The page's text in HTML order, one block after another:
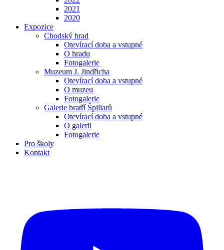
2021
2020
Expozice
Chodský hrad
Otevírací doba a vstupné
O hradu
Fotogalerie
Muzeum J. Jindřicha
Otevírací doba a vstupné
O muzeu
Fotogalerie
Galerie bratří Špillarů
Otevírací doba a vstupné
O galerii
Fotogalerie
Pro školy
Kontakt